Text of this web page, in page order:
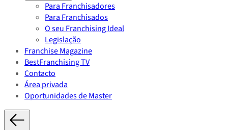
Para Franchisadores
Para Franchisados
O seu Franchising Ideal
Legislação
Franchise Magazine
BestFranchising TV
Contacto
Área privada
Oportunidades de Master